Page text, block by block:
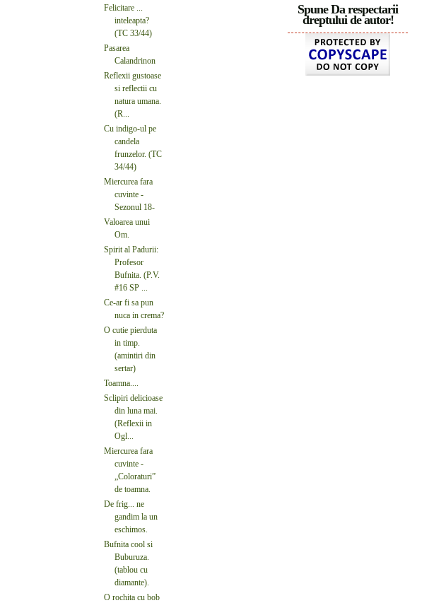
Spune Da respectarii
dreptului de autor!
Felicitare ...
inteleapta?
(TC 33/44)
Pasarea
Calandrinon
Reflexii gustoase
si reflectii cu
natura umana.
(R...
Cu indigo-ul pe
candela
frunzelor. (TC
34/44)
Miercurea fara
cuvinte -
Sezonul 18-
Valoarea unui
Om.
Spirit al Padurii:
Profesor
Bufnita. (P.V.
#16 SP ...
Ce-ar fi sa pun
nuca in crema?
O cutie pierduta
in timp.
(amintiri din
sertar)
Toamna....
Sclipiri delicioase
din luna mai.
(Reflexii in
Ogl...
Miercurea fara
cuvinte -
„Coloraturi”
de toamna.
De frig... ne
gandim la un
eschimos.
Bufnita cool si
Buburuza.
(tablou cu
diamante).
O rochita cu bob